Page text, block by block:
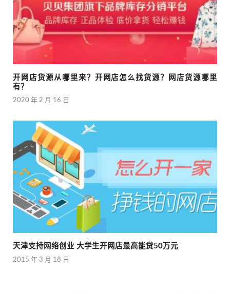
开网店货源从哪里来？开网店怎么找货源？网店货源哪里
有？
2020 年 2 月 16 日
天津支持网络创业 大学生开网店最高能贷50万元
2015 年 3 月 18 日